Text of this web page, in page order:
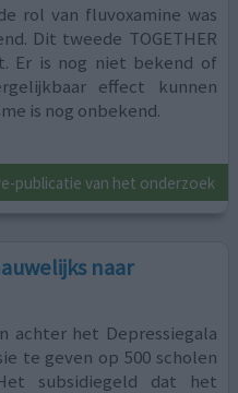
rol van fluvoxamine was
Dit tweede TOGETHER
Er is nog niet bekend of
effect kunnen
is nog onbekend.
publicatie van het onderzoek
naar
achter het Depressiegala
te geven op 500 scholen
subsidiegeld dat het